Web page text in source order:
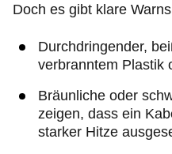
Doch es gibt klare
Durchdringender,
verbranntem Plastik
Bräunliche oder
zeigen, dass ein
starker Hitze